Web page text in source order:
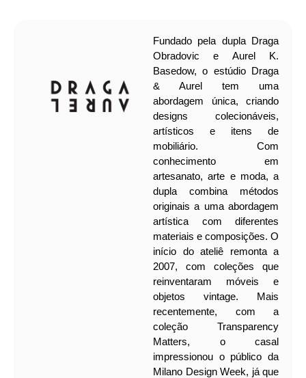
Fundado pela dupla Draga
Obradovic e Aurel K.
Basedow, o estúdio Draga
& Aurel tem uma
abordagem única, criando
designs colecionáveis,
artísticos e itens de
mobiliário. Com
conhecimento em
artesanato, arte e moda, a
dupla combina métodos
originais a uma abordagem
artística com diferentes
materiais e composições. O
início do ateliê remonta a
2007, com coleções que
reinventaram móveis e
objetos vintage. Mais
recentemente, com a
coleção Transparency
Matters, o casal
impressionou o público da
Milano Design Week, já que